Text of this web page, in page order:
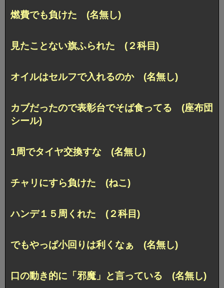
燃費でも負けた (名無し)
見たことない旗ふられた (２科目)
オイルはセルフで入れるのか (名無し)
カブだったので表彰台でそば食ってる (座布団
シール)
1周でタイヤ交換すな (名無し)
チャリにすら負けた (ねこ)
ハンデ１５周くれた (２科目)
でもやっぱ小回りは利くなぁ (名無し)
口の動き的に「邪魔」と言っている (名無し)